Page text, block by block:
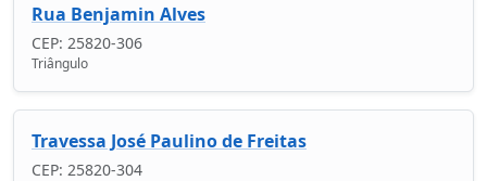
Rua Benjamin Alves
CEP: 25820-306
Triângulo
Travessa José Paulino de Freitas
CEP: 25820-304